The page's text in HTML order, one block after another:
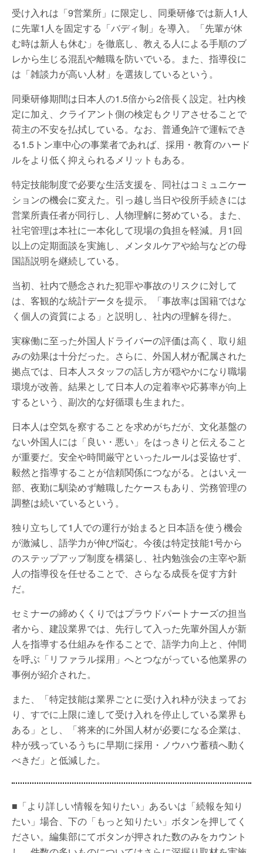
受け入れは「9営業所」に限定し、同乗研修では新人1人
に先輩1人を固定する「バディ制」を導入。「先輩が休
む時は新人も休む」を徹底し、教える人による手順のブ
レから生じる混乱や離職を防いでいる。また、指導役に
は「雑談力が高い人材」を選抜しているという。
同乗研修期間は日本人の1.5倍から2倍長く設定。社内検
定に加え、クライアント側の検定もクリアさせることで
荷主の不安を払拭している。なお、普通免許で運転でき
る1.5トン車中心の事業者であれば、採用・教育のハード
ルをより低く抑えられるメリットもある。
特定技能制度で必要な生活支援を、同社はコミュニケー
ションの機会に変えた。引っ越し当日や役所手続きには
営業所責任者が同行し、人物理解に努めている。また、
社宅管理は本社に一本化して現場の負担を軽減。月1回
以上の定期面談を実施し、メンタルケアや給与などの母
国語説明を継続している。
当初、社内で懸念された犯罪や事故のリスクに対して
は、客観的な統計データを提示。「事故率は国籍ではな
く個人の資質による」と説明し、社内の理解を得た。
実稼働に至った外国人ドライバーの評価は高く、取り組
みの効果は十分だった。さらに、外国人材が配属された
拠点では、日本人スタッフの話し方が穏やかになり職場
環境が改善。結果として日本人の定着率や応募率が向上
するという、副次的な好循環も生まれた。
日本人は空気を察することを求めがちだが、文化基盤の
ない外国人には「良い・悪い」をはっきりと伝えること
が重要だ。安全や時間厳守といったルールは妥協せず、
毅然と指導することが信頼関係につながる。とはいえ一
部、夜勤に馴染めず離職したケースもあり、労務管理の
調整は続いているという。
独り立ちして1人での運行が始まると日本語を使う機会
が激減し、語学力が伸び悩む。今後は特定技能1号から
のステップアップ制度を構築し、社内勉強会の主宰や新
人の指導役を任せることで、さらなる成長を促す方針
だ。
セミナーの締めくくりではプラウドパートナーズの担当
者から、建設業界では、先行して入った先輩外国人が新
人を指導する仕組みを作ることで、語学力向上と、仲間
を呼ぶ「リファラル採用」へとつながっている他業界の
事例が紹介された。
また、「特定技能は業界ごとに受け入れ枠が決まってお
り、すでに上限に達して受け入れを停止している業界も
ある」とし、「将来的に外国人材が必要になる企業は、
枠が残っているうちに早期に採用・ノウハウ蓄積へ動く
べきだ」と低減した。
■「より詳しい情報を知りたい」あるいは「続報を知り
たい」場合、下の「もっと知りたい」ボタンを押してく
ださい。編集部にてボタンが押された数のみをカウント